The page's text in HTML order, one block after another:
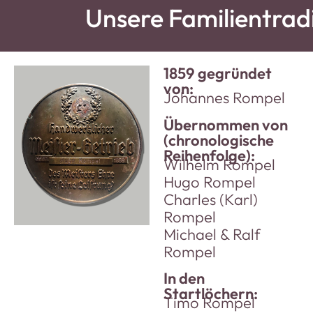
Unsere
1859 gegründet
von:
Johannes Rompel
Übernommen von
(chronologische
Reihenfolge):
Wilhelm Rompel
Hugo Rompel
Charles (Karl)
Rompel
Michael & Ralf
Rompel
In den
Startlöchern:
Timo Rompel